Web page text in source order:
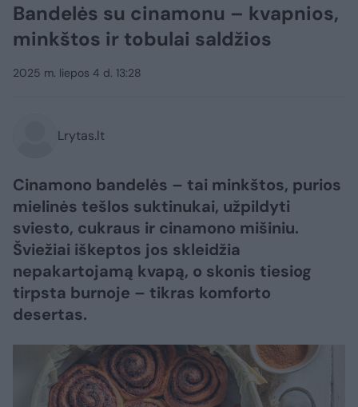
Bandelės su cinamonu – kvapnios,
minkštos ir tobulai saldžios
2025 m. liepos 4 d. 13:28
Lrytas.lt
Cinamono bandelės – tai minkštos, purios
mielinės tešlos suktinukai, užpildyti
sviesto, cukraus ir cinamono mišiniu.
Šviežiai iškeptos jos skleidžia
nepakartojamą kvapą, o skonis tiesiog
tirpsta burnoje – tikras komforto
desertas.